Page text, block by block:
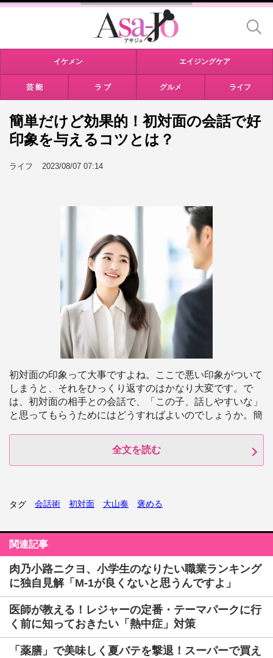
イケメン エイジングケア
芸 能 ラ ブ グルメ ライフ
簡単だけど効果的！初対面の会話で好
印象を与えるコツとは？
ライフ 2023/08/07 07:14
初対面の印象って大事ですよね。ここで悪い印象がついて
しまうと、それをひっくり返すのはかなり大変です。で
は、初対面の相手との会話で、「この子、話しやすいな」
と思ってもらうためにはどうすればよいのでしょうか。簡
全文を読む
タグ 会話術 初対面 大山奏 褒める
関連記事
肉乃小路ニクヨ、小学生のなりたい職業ランキング
に独自見解「M-1が良くないと思うんですよ」
医師が教える！レジャーの定番・テーマパークに行
く前に知っておきたい「熱中症」対策
「薬膳」で美味しく夏バテを撃退！スーパーで買え